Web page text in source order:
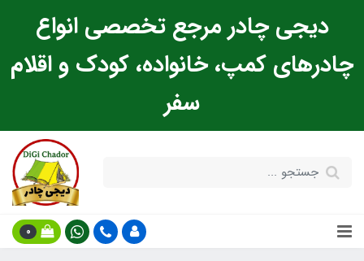
دیجی چادر مرجع تخصصی انواع
چادرهای کمپ، خانواده، کودک و اقلام
سفر
0